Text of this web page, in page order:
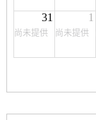
31
尚未提供
1
尚未提供